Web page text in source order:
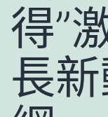
得”
長